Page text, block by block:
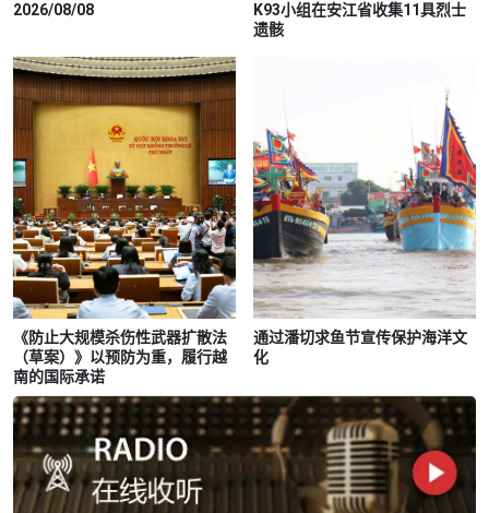
2026/08/08
K93小组在安江省收集11具烈士
遗骸
《防止大规模杀伤性武器扩散法
（草案）》以预防为重，履行越
南的国际承诺
通过潘切求鱼节宣传保护海洋文
化